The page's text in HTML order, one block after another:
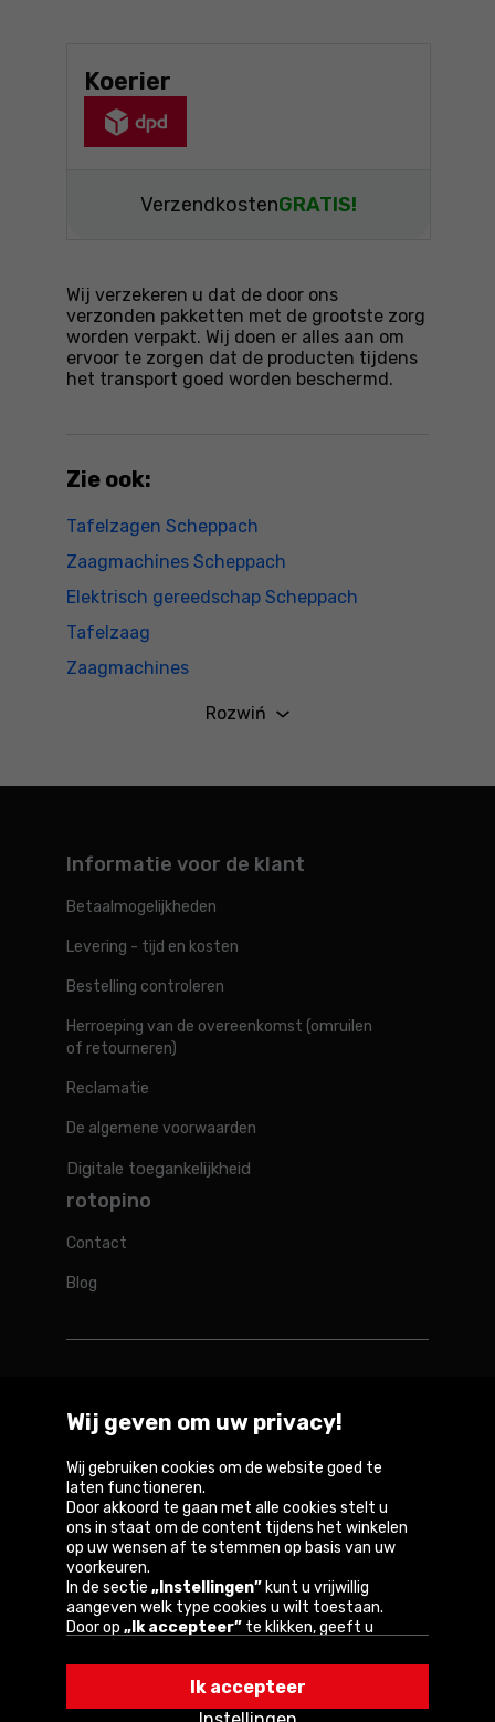
Koerier
VerzendkostenGRATIS!
Wij verzekeren u dat de door ons
verzonden pakketten met de grootste zorg
worden verpakt. Wij doen er alles aan om
ervoor te zorgen dat de producten tijdens
het transport goed worden beschermd.
Zie ook:
Tafelzagen Scheppach
Zaagmachines Scheppach
Elektrisch gereedschap Scheppach
Tafelzaag
Zaagmachines
Elektrisch gereedschap
Rozwiń
Informatie voor de klant
Betaalmogelijkheden
Levering - tijd en kosten
Bestelling controleren
Herroeping van de overeenkomst (omruilen
of retourneren)
Reclamatie
De algemene voorwaarden
Digitale toegankelijkheid
rotopino
Contact
Blog
Belgique België Deutschland France Österreich
Copyright © 2026
Privacybeleid en gebruiksvoorwaarden van de
website
Wij geven om uw privacy!
Wij gebruiken cookies om de website goed te
laten functioneren.
Door akkoord te gaan met alle cookies stelt u
ons in staat om de content tijdens het winkelen
op uw wensen af te stemmen op basis van uw
voorkeuren.
In de sectie „Instellingen” kunt u vrijwillig
aangeven welk type cookies u wilt toestaan.
Door op „Ik accepteer” te klikken, geeft u
volgens de instellingen van uw browser.
U kunt uw keuze te allen tijde wijzigen door op
„Instellingen”in het cookiebeleid te klikken.
Ik accepteer